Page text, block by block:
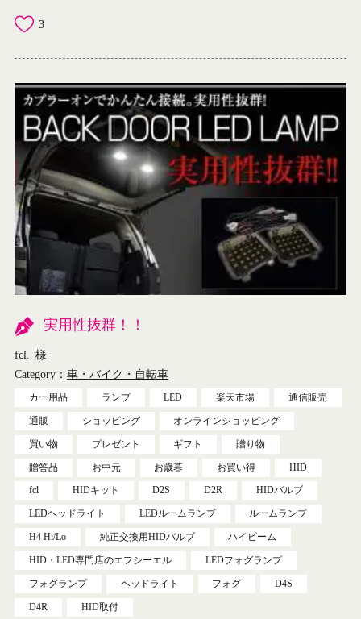
3
実用性抜群！！
fcl.
様
Category： 車・バイク・自転車
カー用品 ランプ LED 楽天市場 通信販売
通販 ショッピング オンラインショッピング
買い物 プレゼント ギフト 贈り物
贈答品 お中元 お歳暮 お買い得 HID
fcl HIDキット D2S D2R HIDバルブ
LEDヘッドライト LEDルームランプ ルームランプ
H4 Hi/Lo 純正交換用HIDバルブ ハイビーム
HID・LED専門店のエフシーエル LEDフォグランプ
フォグランプ ヘッドライト フォグ D4S
D4R HID取付